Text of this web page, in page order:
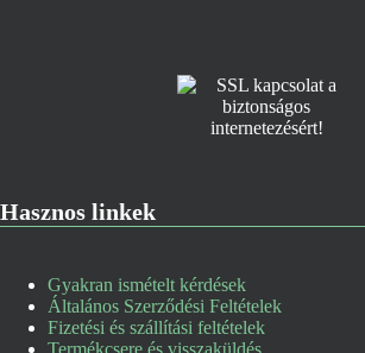
Hasznos linkek
Gyakran ismételt kérdések
Általános Szerződési Feltételek
Fizetési és szállítási feltételek
Termékcsere és visszaküldés